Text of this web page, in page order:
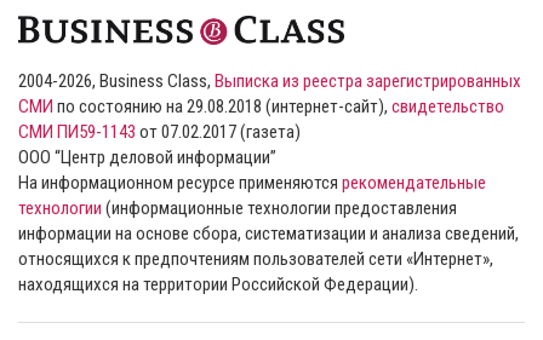
2004-2026, Business Class, Выписка из реестра зарегистрированных
СМИ по состоянию на 29.08.2018 (интернет-сайт), свидетельство
СМИ ПИ59-1143 от 07.02.2017 (газета)
ООО “Центр деловой информации”
На информационном ресурсе применяются рекомендательные
технологии (информационные технологии предоставления
информации на основе сбора, систематизации и анализа сведений,
относящихся к предпочтениям пользователей сети «Интернет»,
находящихся на территории Российской Федерации).